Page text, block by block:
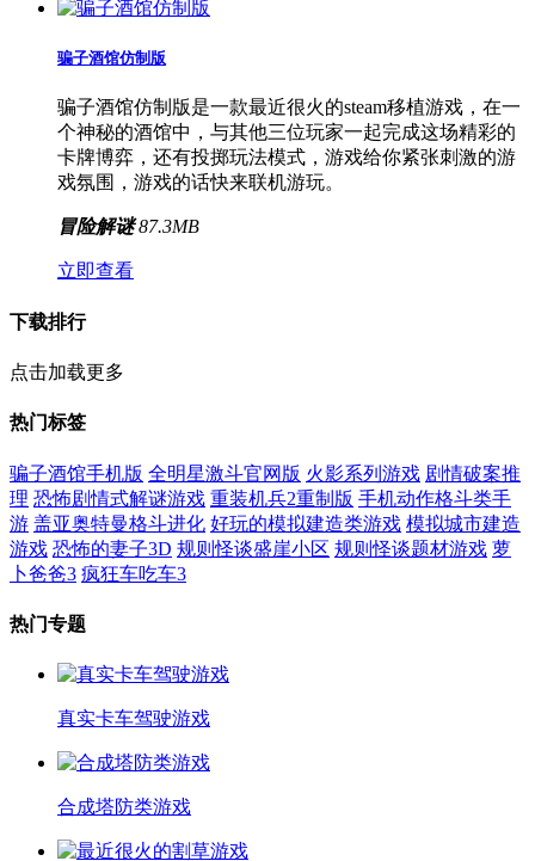
骗子酒馆仿制版
骗子酒馆仿制版是一款最近很火的steam移植游戏，在一
个神秘的酒馆中，与其他三位玩家一起完成这场精彩的
卡牌博弈，还有投掷玩法模式，游戏给你紧张刺激的游
戏氛围，游戏的话快来联机游玩。
冒险解谜 87.3MB
立即查看
下载排行
点击加载更多
热门标签
骗子酒馆手机版 全明星激斗官网版 火影系列游戏 剧情破案推
理 恐怖剧情式解谜游戏 重装机兵2重制版 手机动作格斗类手
游 盖亚奥特曼格斗进化 好玩的模拟建造类游戏 模拟城市建造
游戏 恐怖的妻子3D 规则怪谈盛崖小区 规则怪谈题材游戏 萝
卜爸爸3 疯狂车吃车3
热门专题
真实卡车驾驶游戏
合成塔防类游戏